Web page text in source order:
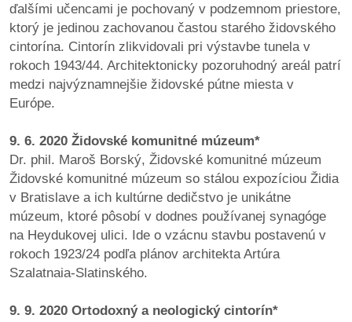
podpora
podporte
nás
nás
autorské
zázemie
kontaktujte
nás
ďalšími učencami je pochovaný v podzemnom priestore,
ktorý je jedinou zachovanou častou starého židovského
cintorína. Cintorín zlikvidovali pri výstavbe tunela v
rokoch 1943/44. Architektonicky pozoruhodný areál patrí
medzi najvýznamnejšie židovské pútne miesta v
Európe.
9. 6. 2020 Židovské komunitné múzeum*
Dr. phil. Maroš Borský, Židovské komunitné múzeum
Židovské komunitné múzeum so stálou expozíciou Židia
v Bratislave a ich kultúrne dedičstvo je unikátne
múzeum, ktoré pôsobí v dodnes používanej synagóge
na Heydukovej ulici. Ide o vzácnu stavbu postavenú v
rokoch 1923/24 podľa plánov architekta Artúra
Szalatnaia-Slatinského.
9. 9. 2020 Ortodoxný a neologický cintorín*